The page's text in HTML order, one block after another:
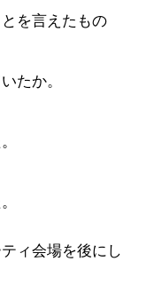
を言えたもの
たか。
ィ会場を後にし